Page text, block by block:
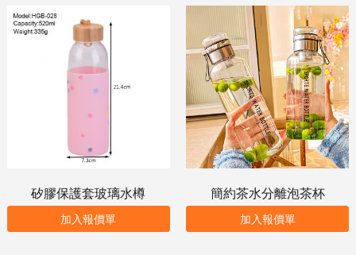
矽膠保護套玻璃水樽
加入報價單
簡約茶水分離泡茶杯
加入報價單